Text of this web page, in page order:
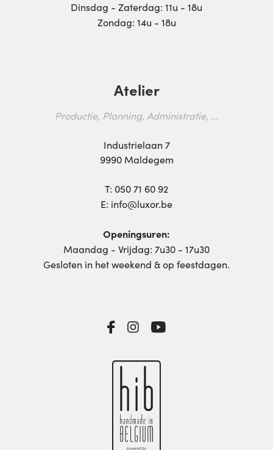
Dinsdag - Zaterdag: 11u - 18u
Zondag: 14u - 18u
Atelier
Productie, Planning, Administratie, ...
Industrielaan 7
9990 Maldegem
T: 050 71 60 92
E: info@luxor.be
Openingsuren:
Maandag - Vrijdag: 7u30 - 17u30
Gesloten in het weekend & op feestdagen.